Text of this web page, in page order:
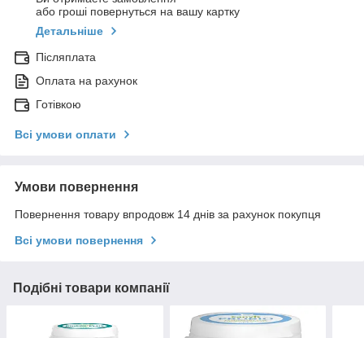
або гроші повернуться на вашу картку
Детальніше
Післяплата
Оплата на рахунок
Готівкою
Всі умови оплати
Умови повернення
Повернення товару впродовж 14 днів за рахунок покупця
Всі умови повернення
Подібні товари компанії